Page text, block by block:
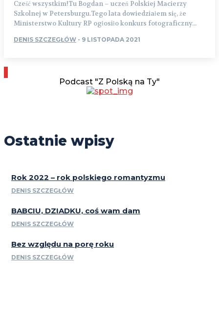
Cześć wszystkim!Tu Bogdan – uczeń Polskiej Macierzy
Szkolnej w Petersburgu.Tego lata dowiedziałem się, że
Ministerstwo Kultury RP ogłosiło konkurs fotograficzny...
DENIS SZCZEGŁÓW - 9 LISTOPADA 2021
Podcast "Z Polską na Ty"
Ostatnie wpisy
Rok 2022 – rok polskiego romantyzmu
DENIS SZCZEGŁÓW
BABCIU, DZIADKU, coś wam dam
DENIS SZCZEGŁÓW
Bez względu na porę roku
DENIS SZCZEGŁÓW